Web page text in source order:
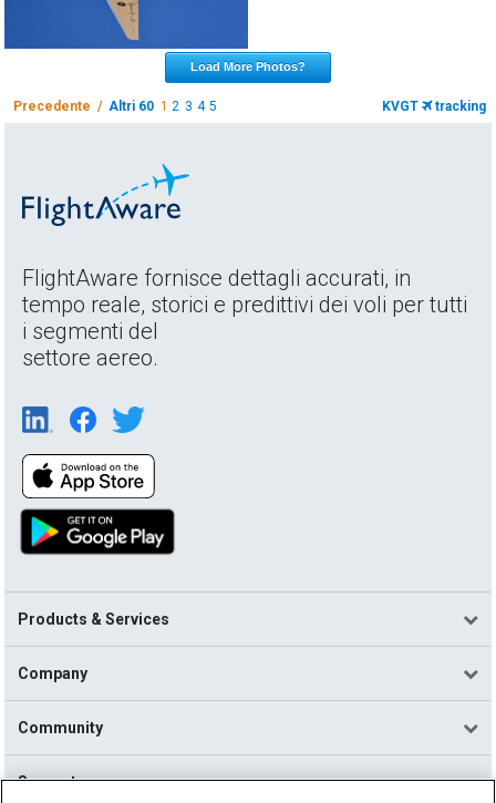
Load More Photos?
Precedente /Altri 60 12 3 4 5 KVGT tracking
FlightAware fornisce dettagli accurati, in
tempo reale, storici e predittivi dei voli per tutti
i segmenti del
settore aereo.
Products & Services
Company
Community
Support